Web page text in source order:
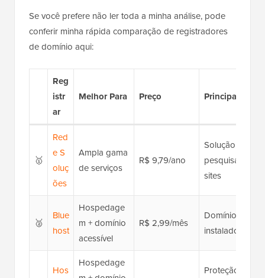
Se você prefere não ler toda a minha análise, pode
conferir minha rápida comparação de registradores
de domínio aqui:
Reg
istr
ar
Melhor Para Preço Principais
🥇
Red
e S
oluç
ões
Ampla gama
de serviços
R$ 9,79/ano
Solução
pesquisa
sites
🥈
Blue
host
Hospedage
m + domínio
acessível
R$ 2,99/mês
Domínio
instalado,
Hos
Hospedage
Proteção de